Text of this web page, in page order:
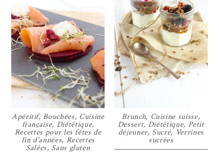
Apéritif,Bouchées, Cuisine
française, Diététique,
Recettes pour les fêtes de
fin d'années, Recettes
Salées, Sans gluten
Brunch, Cuisine suisse,
Dessert, Diététique, Petit
déjeuner, Sucré, Verrines
sucrées